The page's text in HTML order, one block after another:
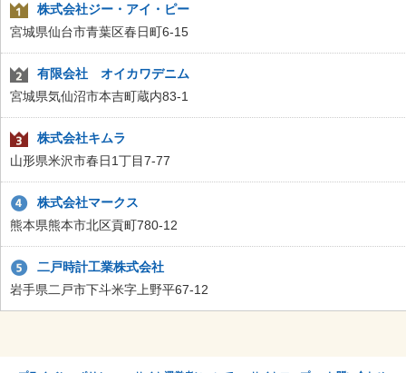
株式会社ジー・アイ・ピー
宮城県仙台市青葉区春日町6-15
有限会社 オイカワデニム
宮城県気仙沼市本吉町蔵内83-1
株式会社キムラ
山形県米沢市春日1丁目7-77
株式会社マークス
熊本県熊本市北区貢町780-12
二戸時計工業株式会社
岩手県二戸市下斗米字上野平67-12